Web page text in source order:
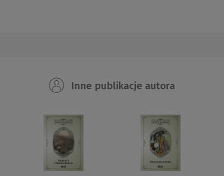
Inne publikacje autora